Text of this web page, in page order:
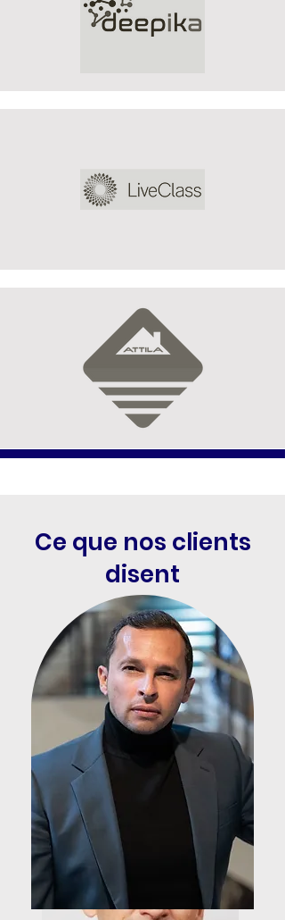
Ce que nos clients
disent